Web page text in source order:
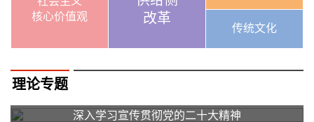
核心价值观
改革
传统文化
理论专题
深入学习宣传贯彻党的二十大精神